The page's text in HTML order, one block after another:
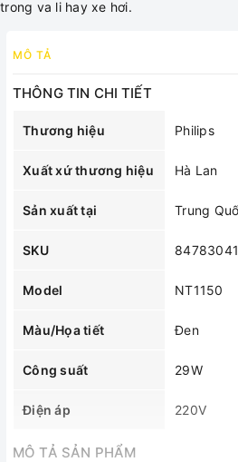
trong va li hay xe hơi.
MÔ TẢ
THÔNG TIN CHI TIẾT
Thương hiệu Philips
Xuất xứ thương hiệu Hà Lan
Sản xuất tại Trung
SKU
Model NT1150
Màu/Họa tiết Đen
Công suất 29W
Điện áp 220V
MÔ TẢ SẢN PHẨM